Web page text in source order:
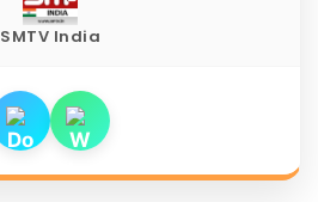
SMTV India